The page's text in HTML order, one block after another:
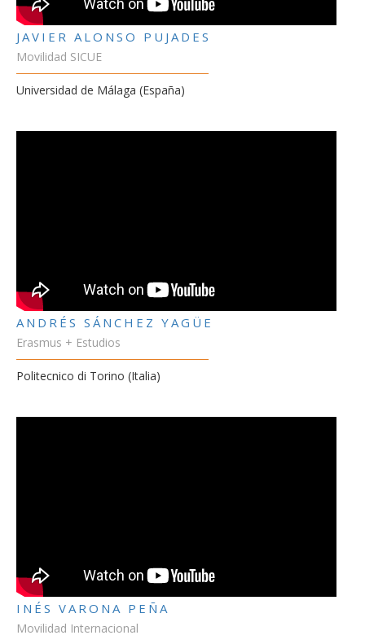
JAVIER ALONSO PUJADES
Movilidad SICUE
Universidad de Málaga (España)
ANDRÉS SÁNCHEZ YAGÜE
Erasmus + Estudios
Politecnico di Torino (Italia)
INÉS VARONA PEÑA
Movilidad Internacional